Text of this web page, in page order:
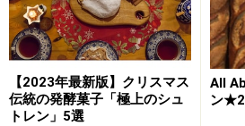
Vol.1
1.プロローグ
2.日々生まれ続けるパン達
3.試合のような毎日 発想のための
【2023年最新版】クリスマス
伝統の発酵菓子「極上のシュ
トレン」5選
All
ン